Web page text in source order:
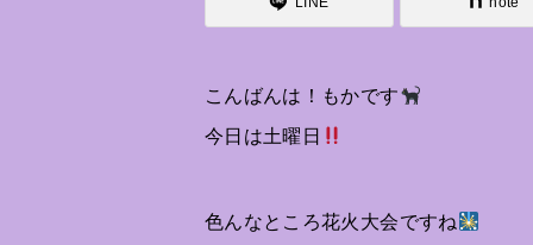
こんばんは！もかです
今日は土曜日
色んなところ花火大会ですね